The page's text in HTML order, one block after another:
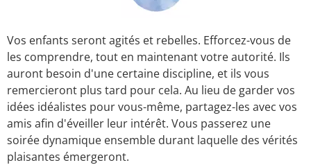
Vos enfants seront agités et rebelles. Efforcez-vous de
les comprendre, tout en maintenant votre autorité. Ils
auront besoin d'une certaine discipline, et ils vous
remercieront plus tard pour cela. Au lieu de garder vos
idées idéalistes pour vous-même, partagez-les avec vos
amis afin d'éveiller leur intérêt. Vous passerez une
soirée dynamique ensemble durant laquelle des vérités
plaisantes émergeront.